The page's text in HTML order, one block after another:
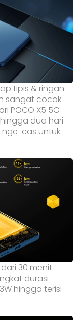
tipis & ringan
sangat cocok
POCO X5 5G
dua hari
nge-cas untuk
30 menit
durasi
hingga terisi